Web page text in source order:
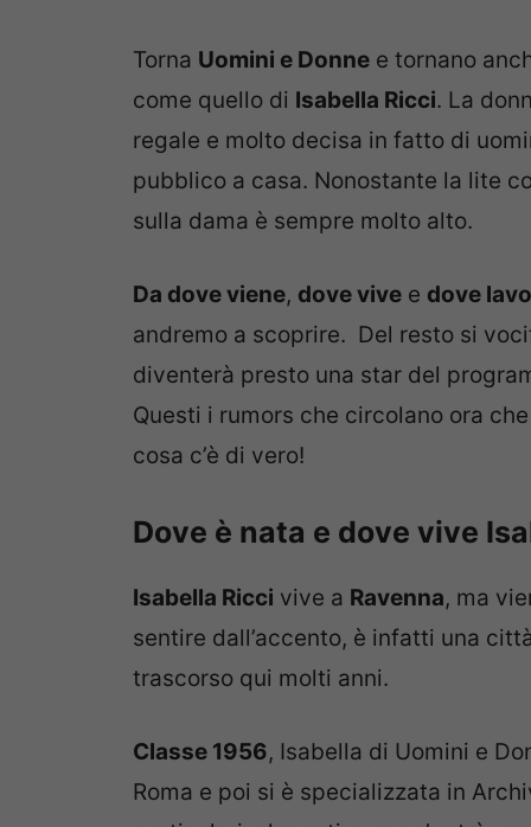
Torna Uomini e Donne e tornano
come quello di Isabella Ricci. La
regale e molto decisa in fatto di
pubblico a casa. Nonostante la lite
sulla dama è sempre molto alto.
Da dove viene, dove vive e dove
andremo a scoprire. Del resto si
diventerà presto una star del
Questi i rumors che circolano ora
cosa c’è di vero!
Dove è nata e dove vive
Isabella Ricci vive a Ravenna, ma
sentire dall’accento, è infatti una
trascorso qui molti anni.
Classe 1956, Isabella di Uomini e
Roma e poi si è specializzata in